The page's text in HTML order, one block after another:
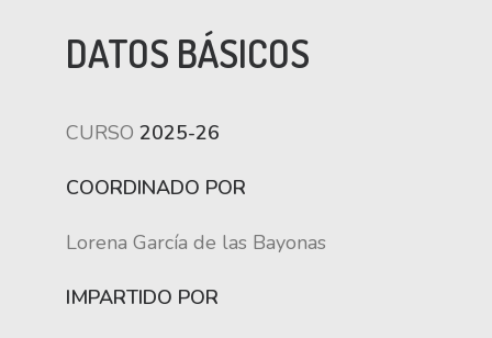
DATOS BÁSICOS
CURSO 2025-26
COORDINADO POR
Lorena García de las Bayonas
IMPARTIDO POR